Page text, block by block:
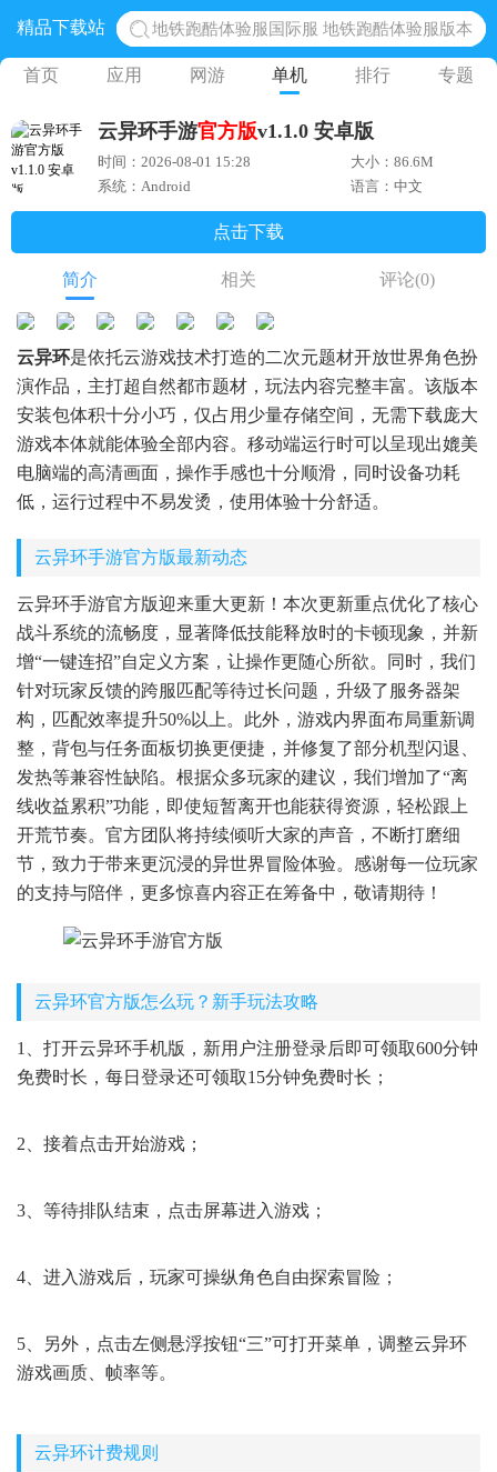
精品下载站
网易光遇手游正版 点亮星空共庆周年
黎明觉醒生机腾讯正版 黎明觉醒生机国际服
蛋仔派对下载 蛋仔派对体验服
奥特曼王者传奇 正版奥特曼游戏
首页 应用 网游 单机 排行 专题
云异环手游官方版v1.1.0 安卓版
时间：2026-08-01 15:28
大小：86.6M
系统：Android
语言：中文
点击下载
简介 相关 评论(0)
云异环是依托云游戏技术打造的二次元题材开放世界角色扮
演作品，主打超自然都市题材，玩法内容完整丰富。该版本
安装包体积十分小巧，仅占用少量存储空间，无需下载庞大
游戏本体就能体验全部内容。移动端运行时可以呈现出媲美
电脑端的高清画面，操作手感也十分顺滑，同时设备功耗
低，运行过程中不易发烫，使用体验十分舒适。
云异环手游官方版最新动态
云异环手游官方版迎来重大更新！本次更新重点优化了核心
战斗系统的流畅度，显著降低技能释放时的卡顿现象，并新
增“一键连招”自定义方案，让操作更随心所欲。同时，我们
针对玩家反馈的跨服匹配等待过长问题，升级了服务器架
构，匹配效率提升50%以上。此外，游戏内界面布局重新调
整，背包与任务面板切换更便捷，并修复了部分机型闪退、
发热等兼容性缺陷。根据众多玩家的建议，我们增加了“离
线收益累积”功能，即使短暂离开也能获得资源，轻松跟上
开荒节奏。官方团队将持续倾听大家的声音，不断打磨细
节，致力于带来更沉浸的异世界冒险体验。感谢每一位玩家
的支持与陪伴，更多惊喜内容正在筹备中，敬请期待！
云异环官方版怎么玩？新手玩法攻略
1、打开云异环手机版，新用户注册登录后即可领取600分钟
免费时长，每日登录还可领取15分钟免费时长；
2、接着点击开始游戏；
3、等待排队结束，点击屏幕进入游戏；
4、进入游戏后，玩家可操纵角色自由探索冒险；
5、另外，点击左侧悬浮按钮“三”可打开菜单，调整云异环
游戏画质、帧率等。
云异环计费规则